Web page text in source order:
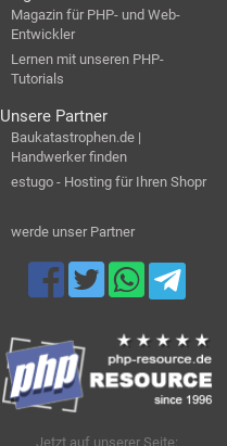
Magazin für PHP- und Web-
Entwickler
Lernen mit unseren PHP-
Tutorials
Unsere Partner
Baukatastrophen.de |
Handwerker finden
estugo - Hosting für Ihren Shopr
werde unser Partner
Jetzt auf unserer Seite: